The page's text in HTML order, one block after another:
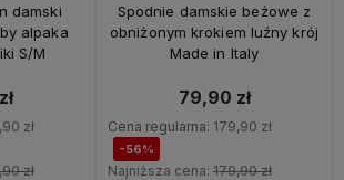
damski
alpaka
S/M
zł
zł
Spodnie damskie beżowe z
obniżonym krokiem luźny krój
Made in Italy
79,90 zł
Cena regularna: 179,90 zł
-56%
Najniższa cena: 179,90 zł